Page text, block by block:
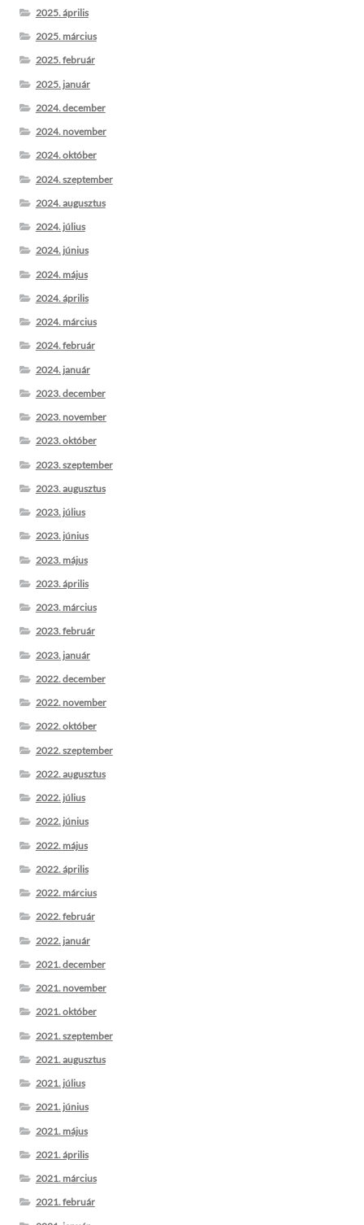
2025. április
2025. március
2025. február
2025. január
2024. december
2024. november
2024. október
2024. szeptember
2024. augusztus
2024. július
2024. június
2024. május
2024. április
2024. március
2024. február
2024. január
2023. december
2023. november
2023. október
2023. szeptember
2023. augusztus
2023. július
2023. június
2023. május
2023. április
2023. március
2023. február
2023. január
2022. december
2022. november
2022. október
2022. szeptember
2022. augusztus
2022. július
2022. június
2022. május
2022. április
2022. március
2022. február
2022. január
2021. december
2021. november
2021. október
2021. szeptember
2021. augusztus
2021. július
2021. június
2021. május
2021. április
2021. március
2021. február